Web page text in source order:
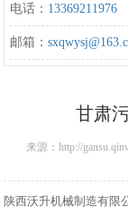
电话： 13369211976
邮箱：
甘肃
来源：http://
陕西沃升机械制造有限